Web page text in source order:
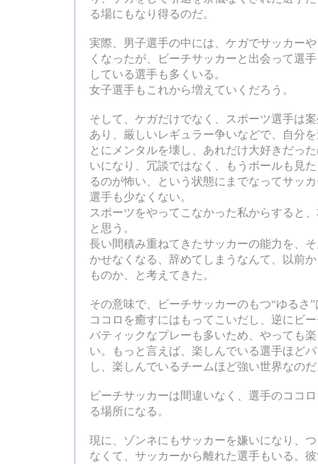
る場にもなり得るのだ。
実際、男子選手の中には、ケガでサッカー
くなったが、ビーチサッカーと出会って選
している選手も多くいる。
女子選手もこれから増えていくだろう。
そして、ケガだけでなく、スポーツ選手は
あり、厳しいレギュラー争いなどで、自分
とにメンタルを壊し、あれだけ大好きだっ
いになり、冗談ではなく、もうボールも見
るのが怖い、という状態にまでなってサッ
選手も少なくない。
スポーツをやってこなかった私からすると
と思う。
長い間積み重ねてきたサッカーの能力を、
かせなくなる、辞めてしまうなんて、以前
ものか、と考えてきた。
その意味で、ビーチサッカーのもつ“ゆるさ
ココロを癒すにはもってこいだし、逆にビ
バティックなプレーも多いため、やっても
い。もっと言えば、楽しんでいる選手ほど
し、楽しんでいるチームほど強い世界なの
ビーチサッカーは間違いなく、選手のココ
る場所になる。
現に、ゾンネにもサッカーを嫌いになり、
なくて、サッカーから離れた選手もいる。